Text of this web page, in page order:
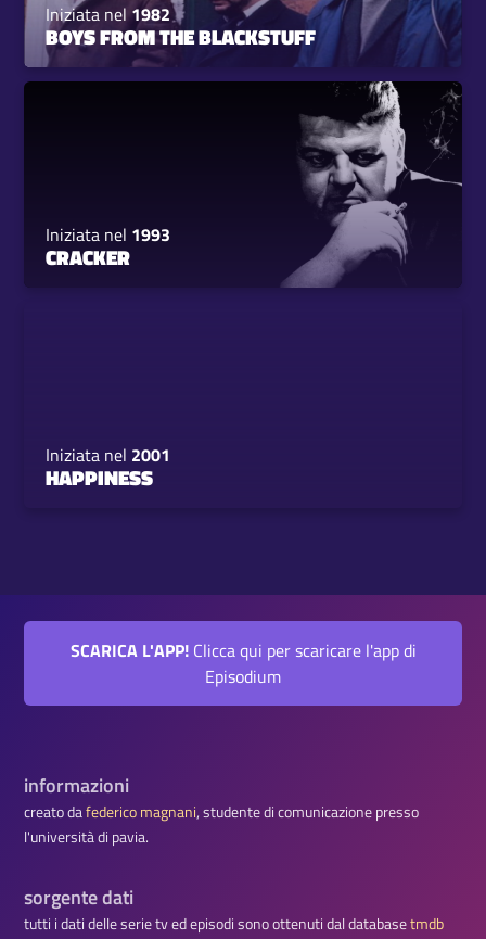
Iniziata nel1982
BOYS FROM THE BLACKSTUFF
Iniziata nel 1993
CRACKER
Iniziata nel 2001
HAPPINESS
SCARICA L'APP!Clicca qui per scaricare l'app di
Episodium
informazioni
creato dafederico magnani, studente di comunicazione presso
l'università di pavia.
sorgente dati
tutti i dati delle serie tv ed episodi sono ottenuti dal databasetmdb